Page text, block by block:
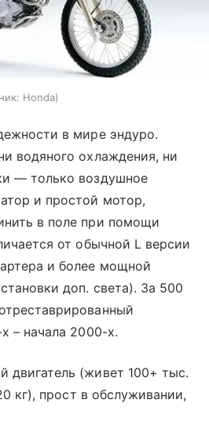
Honda
в мире эндуро.
водяного охлаждения, ни
— только воздушное
и простой мотор,
в поле при помощи
от обычной L версии
и более мощной
доп. света). За 500
– начала 2000-х.
двигатель (живет 100+ тыс.
кг), прост в обслуживании,